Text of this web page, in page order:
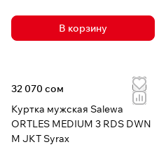
В корзину
32 070 сом
Куртка мужская Salewa
ORTLES MEDIUM 3 RDS DWN
M JKT Syrax